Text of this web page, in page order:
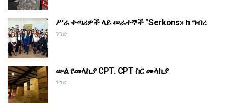
ሥራ ቀጣሪዎች ላይ ሠራተኞች "Serkons» ከ ግብረ
ንግድ
ውል የመላኪያ CPT. CPT ስር መላኪያ
ንግድ